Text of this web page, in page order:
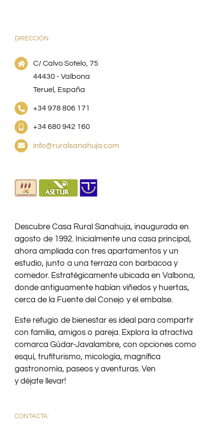
DIRECCIÓN:
C/ Calvo Sotelo, 75
44430 - Valbona
Teruel, España
+34 978 806 171
+34 680 942 160
info@ruralsanahuja.com
Descubre Casa Rural Sanahuja, inaugurada en
agosto de 1992. Inicialmente una casa principal,
ahora ampliada con tres apartamentos y un
estudio, junto a una terraza con barbacoa y
comedor. Estratégicamente ubicada en Valbona,
donde antiguamente habían viñedos y huertas,
cerca de la Fuente del Conejo y el embalse.
Este refugio de bienestar es ideal para compartir
con familia, amigos o pareja. Explora la atractiva
comarca Gúdar-Javalambre, con opciones como
esquí, trufiturismo, micología, magnífica
gastronomía, paseos y aventuras. Ven
y déjate llevar!
CONTACTA: